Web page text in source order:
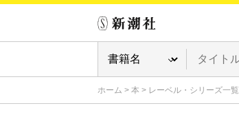
ホーム > 本 > レーベル・シリーズ一覧